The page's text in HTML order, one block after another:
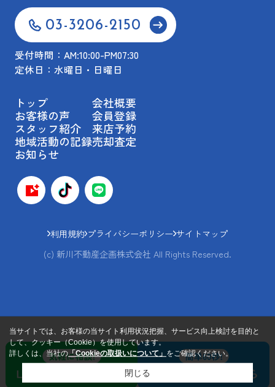
03-3206-2150
受付時間：AM:10:00-PM07:30
定休日：水曜日・日曜日
トップ
お客様の声
スタッフ紹介
地域活動の記録
お知らせ
会社概要
会員登録
来店予約
売却査定
利用規約 プライバシーポリシー サイトマップ
(c) 新川不動産企画株式会社 All Rights Reserved.
当サイトでは、お客様の当サイト利用状況把握、サービス向上検討を目的と
して、クッキー（Cookie）を使用しています。
詳しくは、当社の「Cookieの取扱いについて」 をご確認ください。
閉じる